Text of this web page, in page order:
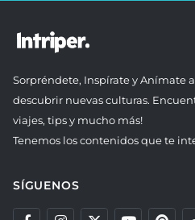
Sorpréndete, Inspírate y Anímate
descubrir nuevas culturas.
viajes, tips y mucho más!
Tenemos los contenidos que te
SÍGUENOS